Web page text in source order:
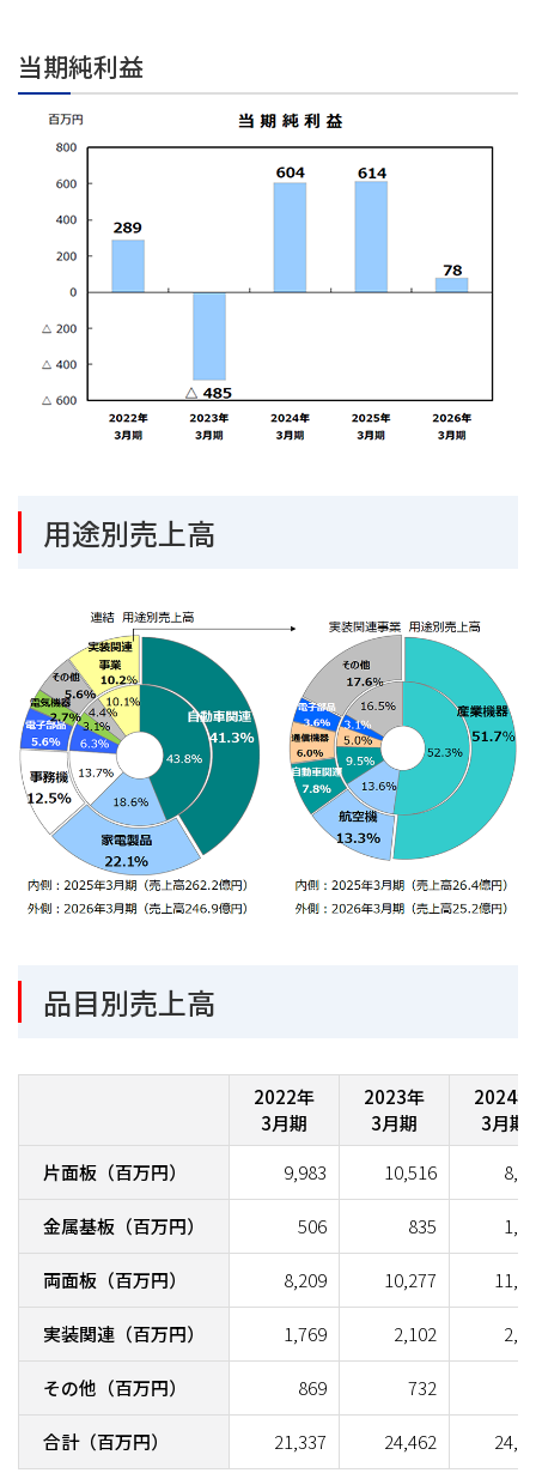
当期純利益
用途別売上高
品目別売上高
2022年
3月期
2023年
3月期
2024年
3月期
片面板（百万円）
9,983 10,516
金属基板（百万円） 506 835
両面板（百万円） 8,209 10,277
実装関連（百万円） 1,769 2,102
その他（百万円） 869 732
合計（百万円） 21,337 24,462